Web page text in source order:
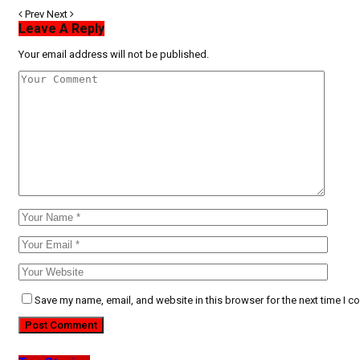
Prev Next
Leave A Reply
Your email address will not be published.
Save my name, email, and website in this browser for the next time I